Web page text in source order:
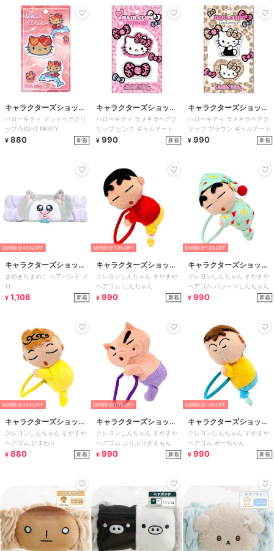
キャラクターズショッ
プ ラフラフ
ハローキティ マットヘアクリ
ップ NIGHT PARTY
¥ 880 新着
キャラクターズショッ
プ ラフラフ
ハローキティ ラメキラヘアク
リップ ピンク ギャルアート
¥ 990 新着
キャラクターズショッ
プ ラフラフ
ハローキティ ラメキラヘアク
リップ ブラウン ギャルアート
¥ 990 新着
期間限定40%OFF
キャラクターズショッ
プ ラフラフ
まめきちまめこ ヘアバンド メ
ロ
¥ 1,108 新着
期間限定10%OFF
キャラクターズショッ
プ ラフラフ
クレヨンしんちゃん すやすや
ヘアゴム しんちゃん
¥ 990 新着
期間限定10%OFF
キャラクターズショッ
プ ラフラフ
クレヨンしんちゃん すやすや
ヘアゴム パジャマしんちゃん
¥ 990 新着
期間限定20%OFF
キャラクターズショッ
プ ラフラフ
クレヨンしんちゃん すやすや
ヘアゴム ひまわり
¥ 880 新着
期間限定10%OFF
キャラクターズショッ
プ ラフラフ
クレヨンしんちゃん すやすや
ヘアゴム ぶりぶりざえもん
¥ 990 新着
期間限定10%OFF
キャラクターズショッ
プ ラフラフ
クレヨンしんちゃん すやすや
ヘアゴム ボーちゃん
¥ 990 新着